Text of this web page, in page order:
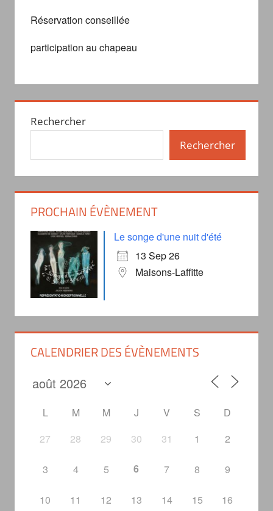
Réservation conseillée
participation au chapeau
Rechercher
Rechercher
PROCHAIN ÉVÈNEMENT
Le songe d'une nuit d'été
13 Sep 26
Maisons-Laffitte
CALENDRIER DES ÉVÈNEMENTS
L M M J V S
D
27
28 29 30 31 1 2
3 4 5 6 7 8 9
10 11 12 13 14 15 16